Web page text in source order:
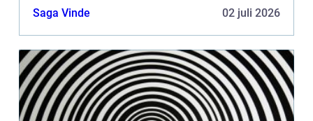
Saga Vinde 02 juli 2026